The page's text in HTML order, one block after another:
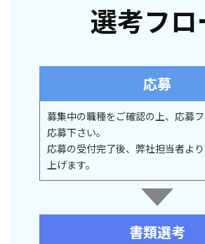
選考フロ
応募
募集中の職種をご確認の上、応募
応募下さい。
応募の受付完了後、弊社担当者よ
上げます。
書類選考